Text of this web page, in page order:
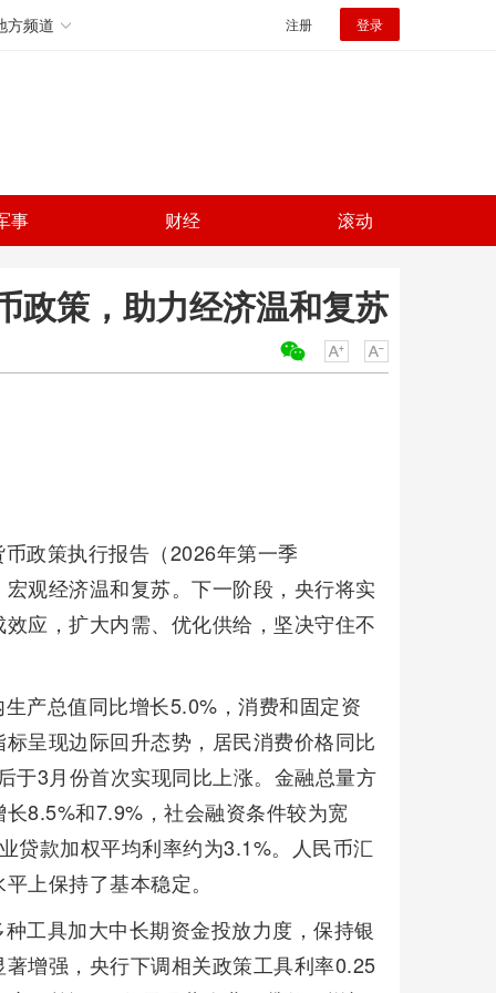
方频道 注册 登录
事 财经 滚动
政策，助力经济温和复苏
政策执行报告（2026年第一季
观经济温和复苏。下一阶段，央行将实
应，扩大内需、优化供给，坚决守住不
产总值同比增长5.0%，消费和固定资
呈现边际回升态势，居民消费价格同比
于3月份首次实现同比上涨。金融总量方
8.5%和7.9%，社会融资条件较为宽
贷款加权平均利率约为3.1%。人民币汇
上保持了基本稳定。
工具加大中长期资金投放力度，保持银
增强，央行下调相关政策工具利率0.25